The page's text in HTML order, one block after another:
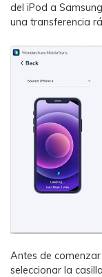
del iPod a
una transferencia
Antes de
seleccionar la